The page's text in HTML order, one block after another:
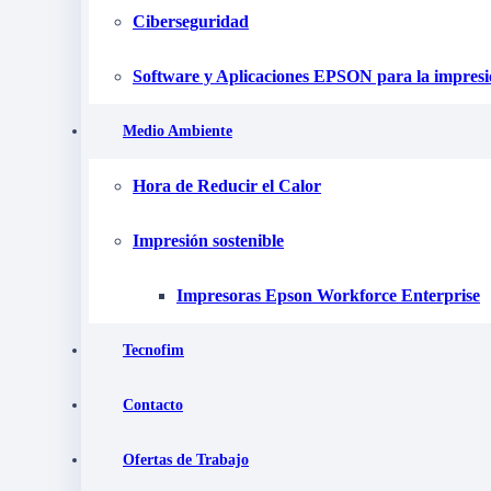
Ciberseguridad
Software y Aplicaciones EPSON para la
Medio Ambiente
Hora de Reducir el Calor
Impresión sostenible
Impresoras Epson Workforce Enterprise
Tecnofim
Contacto
Ofertas de Trabajo